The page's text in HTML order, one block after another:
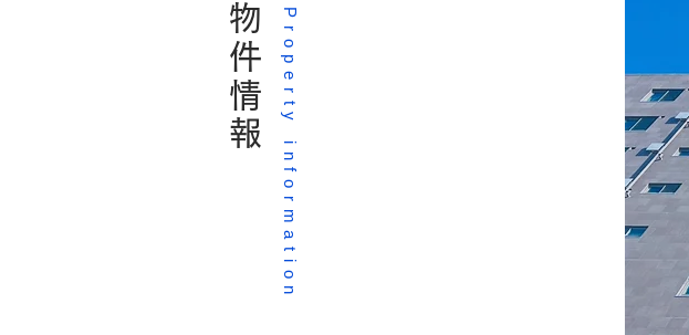
物件情報Property information